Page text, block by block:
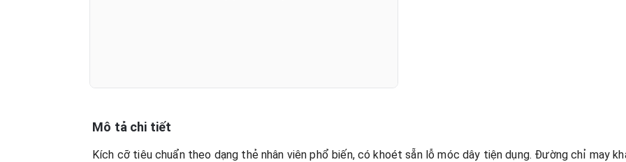
Mô tả chi tiết
Kích cỡ tiêu chuẩn theo dạng thẻ nhân viên phổ biến, có khoét sẵn lỗ móc dây tiện dụng. Đường chỉ may